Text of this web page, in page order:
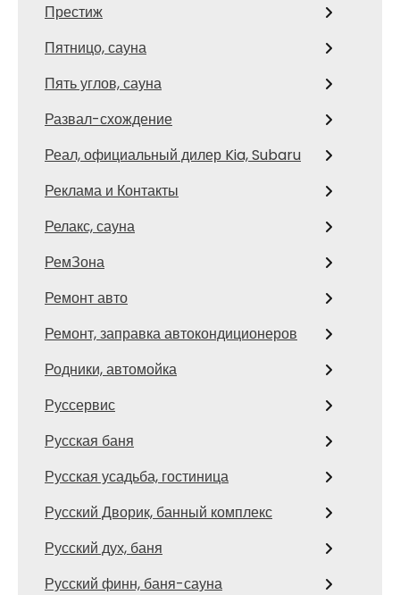
Престиж
Пятницо, сауна
Пять углов, сауна
Развал-схождение
Реал, официальный дилер Kia, Subaru
Реклама и Контакты
Релакс, сауна
РемЗона
Ремонт авто
Ремонт, заправка автокондиционеров
Родники, автомойка
Руссервис
Русская баня
Русская усадьба, гостиница
Русский Дворик, банный комплекс
Русский дух, баня
Русский финн, баня-сауна